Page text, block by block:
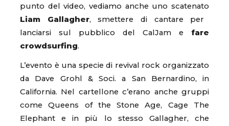
punto del video, vediamo anche uno scatenato
Liam Gallagher, smettere di cantare per
lanciarsi sul pubblico del CalJam e fare
crowdsurfing.
L’evento è una specie di revival rock organizzato
da Dave Grohl & Soci. a San Bernardino, in
California. Nel cartellone c’erano anche gruppi
come Queens of the Stone Age, Cage The
Elephant e in più lo stesso Gallagher, che